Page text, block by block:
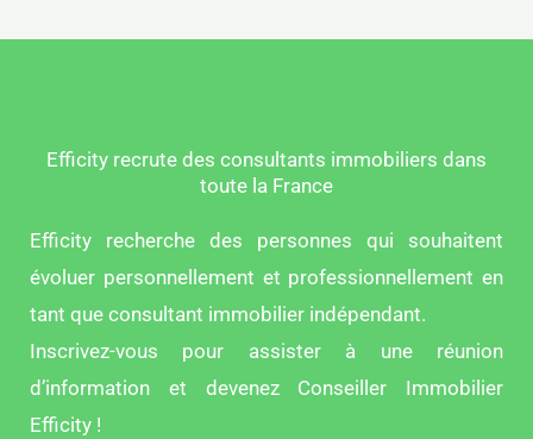
Efficity recrute des consultants immobiliers dans
toute la France
Efficity recherche des personnes qui souhaitent
évoluer personnellement et professionnellement en
tant que consultant immobilier indépendant.
Inscrivez-vous pour assister à une réunion
d’information et devenez Conseiller Immobilier
Efficity !